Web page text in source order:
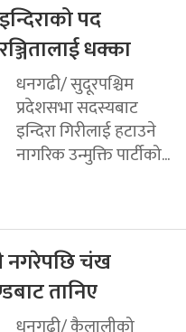
पद
धक्का
धनगढी/ सुदूरपश्चिम
प्रदेशसभा सदस्यबाट
इन्दिरा गिरीलाई हटाउने
नागरिक उन्मुक्ति पार्टीको...
नगरेपछि चंख
तानिए
धनगढी/ कैलालीको